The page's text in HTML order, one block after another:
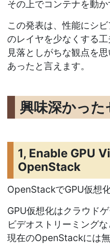
その上でコンテナを動か
この発表は、性能にシ
のレイヤを少なくする
見落としがちな観点を
あったと言えます。
興味深かっ
1, Enable GPU
OpenStack
OpenStackでGPU仮想
GPU仮想化はクラウド
ビデオストリーミング
現在のOpenStackには